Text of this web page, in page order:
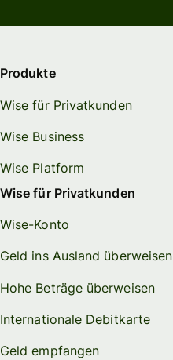
Produkte
Wise für Privatkunden
Wise Business
Wise Platform
Wise für Privatkunden
Wise-Konto
Geld ins Ausland überweisen
Hohe Beträge überweisen
Internationale Debitkarte
Geld empfangen